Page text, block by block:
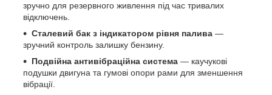
зручно для резервного живлення під час тривалих
відключень.
Сталевий бак з індикатором рівня палива —
зручний контроль залишку бензину.
Подвійна антивібраційна система — каучукові
подушки двигуна та гумові опори рами для зменшення
вібрації.